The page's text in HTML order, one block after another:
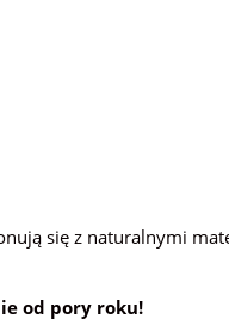
się z naturalnymi
od pory roku!